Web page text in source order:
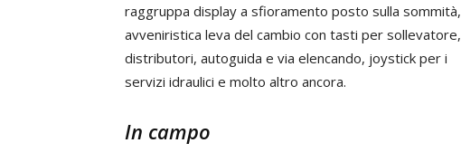
raggruppa display a sfioramento posto sulla sommità,
avveniristica leva del cambio con tasti per sollevatore,
distributori, autoguida e via elencando, joystick per i
servizi idraulici e molto altro ancora.
In campo